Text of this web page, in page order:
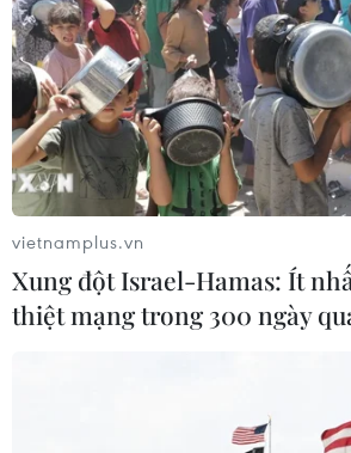
21/05/2026 09:06
Đội tuyển Taekwondo Việt Nam đã
Giải vô địch Taekwondo châu Á
chương Vàng nội dung quyền biểu
vietnamplus.vn
Xung đột Israel-Hamas: Ít
thiệt mạng trong 300 ngày